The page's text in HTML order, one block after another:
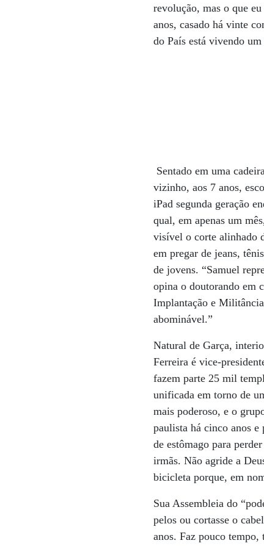
revolução, mas o que
anos, casado há vinte
do País está vivendo
Sentado em uma
vizinho, aos 7 anos,
iPad segunda geração
qual, em apenas um
visível o corte alinhado
em pregar de jeans,
de jovens. “Samuel
opina o doutorando em
Implantação e
abominável.”
Natural de Garça,
Ferreira é vice-
fazem parte 25 mil
unificada em torno de
mais poderoso, e o
paulista há cinco anos
de estômago para
irmãs. Não agride a
bicicleta porque, em
Sua Assembleia do
pelos ou cortasse o
anos. Faz pouco